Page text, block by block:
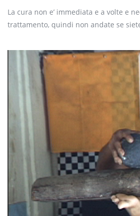
La cura non e’ immediata e a volte e
trattamento, quindi non andate se